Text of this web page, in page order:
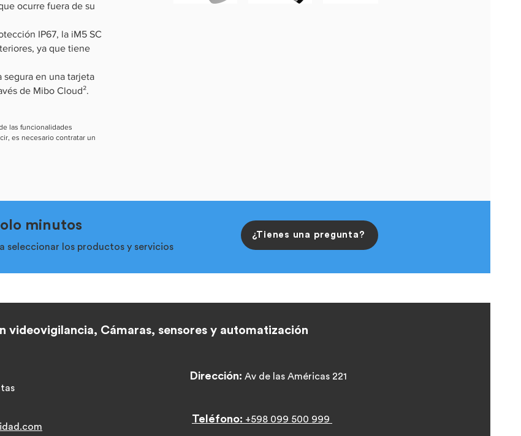
ocurre fuera de su
IP67, la iM5 SC
ya que tiene
segura en una tarjeta
de Mibo Cloud².
las funcionalidades
es necesario contratar un
minutos
seleccionar los productos y servicios
¿Tienes una pregunta?
videovigilancia, Cámaras, sensores y automatización
m
Dirección: Av de las Américas 221
Teléfono: +598 099 500 999